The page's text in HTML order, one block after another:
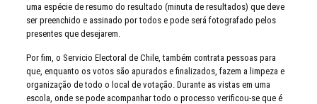
uma espécie de resumo do resultado (minuta de resultados) que deve
ser preenchido e assinado por todos e pode será fotografado pelos
presentes que desejarem.
Por fim, o Servicio Electoral de Chile, também contrata pessoas para
que, enquanto os votos são apurados e finalizados, fazem a limpeza e
organização de todo o local de votação. Durante as vistas em uma
escola, onde se pode acompanhar todo o processo verificou-se que é